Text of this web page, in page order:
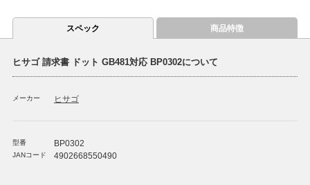
スペック 商品特徴
ヒサゴ 請求書 ドット GB481対応 BP0302について
メーカー ヒサゴ
型番 BP0302
JANコード 4902668550490